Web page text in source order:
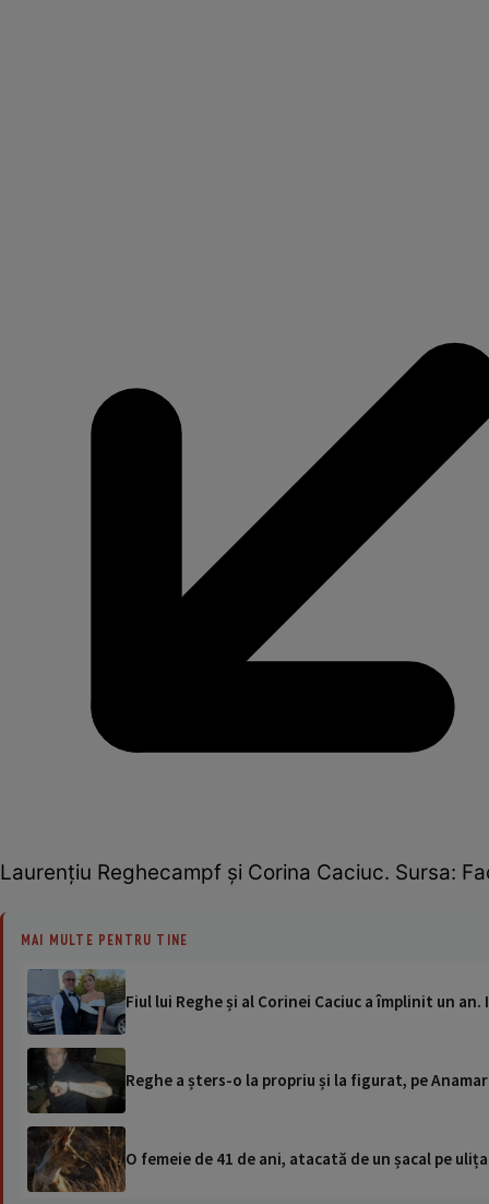
Laurențiu Reghecampf și Corina Caciuc. Sursa:
MAI MULTE PENTRU TINE
Fiul lui Reghe și al Corinei Caciuc a împlinit un
Reghe a șters-o la propriu și la figurat, pe
O femeie de 41 de ani, atacată de un șacal pe